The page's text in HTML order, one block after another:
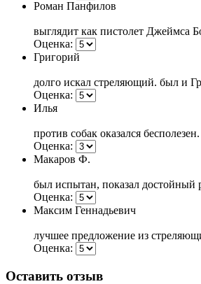
Роман Панфилов
выглядит как пистолет Джеймса
Оценка:
Григорий
долго искал стреляющий. был и
Оценка:
Илья
против собак оказался
Оценка:
Макаров Ф.
был испытан, показал достойный
Оценка:
Максим Геннадьевич
лучшее предложение из
Оценка:
Оставить отзыв